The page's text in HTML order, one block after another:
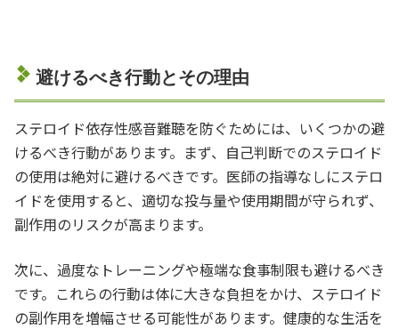
避けるべき行動とその理由
ステロイド依存性感音難聴を防ぐためには、いくつかの避
けるべき行動があります。まず、自己判断でのステロイド
の使用は絶対に避けるべきです。医師の指導なしにステロ
イドを使用すると、適切な投与量や使用期間が守られず、
副作用のリスクが高まります。
次に、過度なトレーニングや極端な食事制限も避けるべき
です。これらの行動は体に大きな負担をかけ、ステロイド
の副作用を増幅させる可能性があります。健康的な生活を